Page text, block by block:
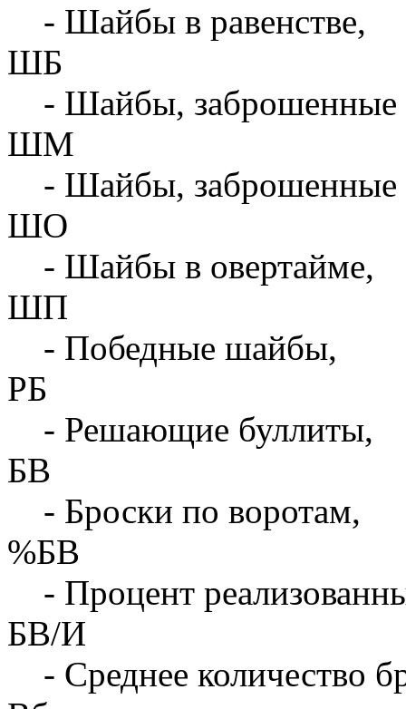
- Шайбы в равенстве,
ШБ
- Шайбы, заброшенные
ШМ
- Шайбы, заброшенные
ШО
- Шайбы в овертайме,
ШП
- Победные шайбы,
РБ
- Решающие буллиты,
БВ
- Броски по воротам,
%БВ
- Процент
БВ/И
- Среднее количество